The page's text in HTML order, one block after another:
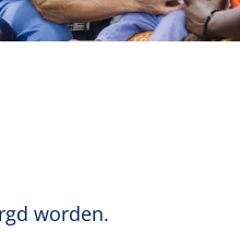
worden.